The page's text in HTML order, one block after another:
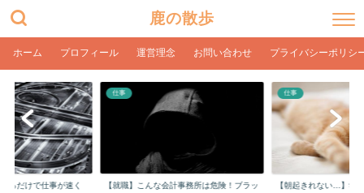
鹿の散歩
ホーム プロフィール 運営理念 お問い合わせ プライバシーポリシ
るだけで仕事が速く
仕事
【就職】こんな会計事務所は危険！ブラッ
仕事
【朝起きれない…】学